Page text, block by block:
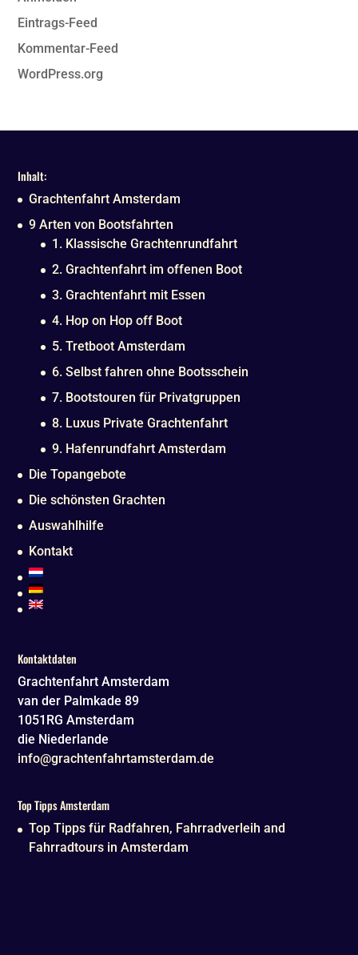
Eintrags-Feed
Kommentar-Feed
WordPress.org
Inhalt:
Grachtenfahrt Amsterdam
9 Arten von Bootsfahrten
1. Klassische Grachtenrundfahrt
2. Grachtenfahrt im offenen Boot
3. Grachtenfahrt mit Essen
4. Hop on Hop off Boot
5. Tretboot Amsterdam
6. Selbst fahren ohne Bootsschein
7. Bootstouren für Privatgruppen
8. Luxus Private Grachtenfahrt
9. Hafenrundfahrt Amsterdam
Die Topangebote
Die schönsten Grachten
Auswahlhilfe
Kontakt
Kontaktdaten
Grachtenfahrt Amsterdam
van der Palmkade 89
1051RG Amsterdam
die Niederlande
info@grachtenfahrtamsterdam.de
Top Tipps Amsterdam
Top Tipps für Radfahren, Fahrradverleih and
Fahrradtours in Amsterdam